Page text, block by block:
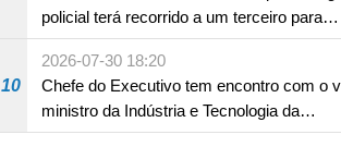
policial terá recorrido a um terceiro para
assumir por si a culpa na sequência de
infracção rodoviária
10
2026-07-30 18:20
Chefe do Executivo tem encontro com o
ministro da Indústria e Tecnologia da
Informação